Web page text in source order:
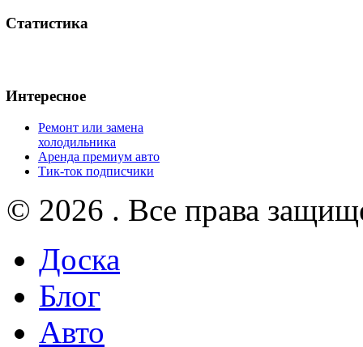
Статистика
Интересное
Ремонт или замена
холодильника
Аренда премиум авто
Тик-ток подписчики
© 2026 . Все права
Доска
Блог
Авто